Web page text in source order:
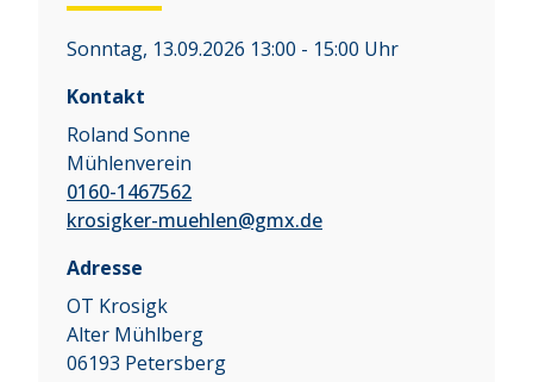
Sonntag, 13.09.2026 13:00 - 15:00 Uhr
Kontakt
Roland Sonne
Mühlenverein
0160-1467562
krosigker-muehlen@gmx.de
Adresse
OT Krosigk
Alter Mühlberg
06193 Petersberg